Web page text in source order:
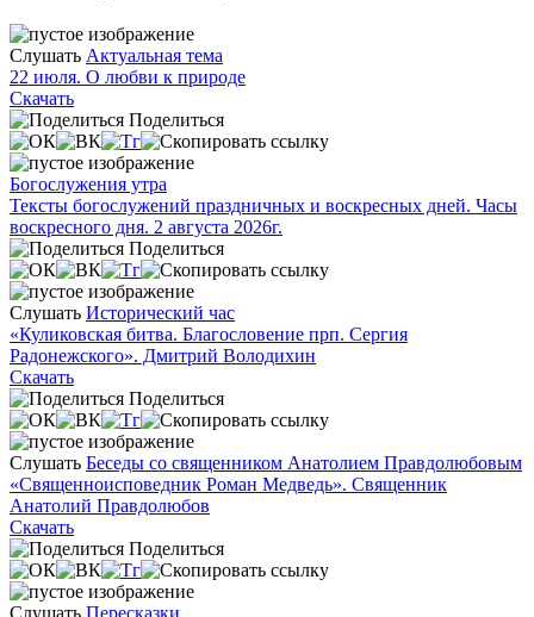
Слушать Актуальная тема
22 июля. О любви к природе
Скачать
Поделиться
Богослужения утра
Тексты богослужений праздничных и воскресных дней. Часы
воскресного дня. 2 августа 2026г.
Поделиться
Слушать Исторический час
«Куликовская битва. Благословение прп. Сергия
Радонежского». Дмитрий Володихин
Скачать
Поделиться
Слушать Беседы со священником Анатолием Правдолюбовым
«Священноисповедник Роман Медведь». Священник
Анатолий Правдолюбов
Скачать
Поделиться
Слушать Пересказки